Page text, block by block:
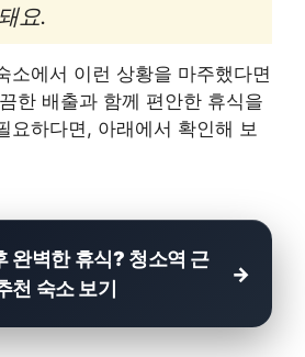
요.
소에서 이런 상황을 마주했다면
한 배출과 함께 편안한 휴식을
요하다면, 아래에서 확인해 보
완벽한 휴식? 청소역 근
천 숙소 보기